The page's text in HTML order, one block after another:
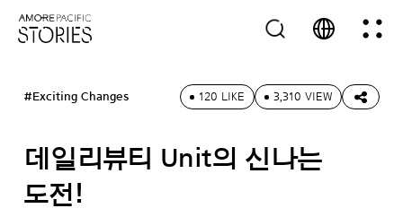
#Exciting Changes 120 LIKE 3,310 VIEW
데일리뷰티 Unit의 신나는
도전!